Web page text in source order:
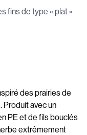
fins de type « plat »
des prairies de
Produit avec un
PE et de fils bouclés
extrêmement